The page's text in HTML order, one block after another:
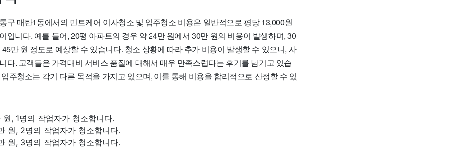
구 매탄1동에서의 민트케어 이사청소 및 입주청소 비용은 일반적으로 평당 13,000원
입니다. 예를 들어, 20평 아파트의 경우 약 24만 원에서 30만 원의 비용이 발생하며, 30
만 원 정도로 예상할 수 있습니다. 청소 상황에 따라 추가 비용이 발생할 수 있으니, 사
다. 고객들은 가격대비 서비스 품질에 대해서 매우 만족스럽다는 후기를 남기고 있습
주청소는 각기 다른 목적을 가지고 있으며, 이를 통해 비용을 합리적으로 산정할 수 있
원, 1명의 작업자가 청소합니다.
원, 2명의 작업자가 청소합니다.
원, 3명의 작업자가 청소합니다.